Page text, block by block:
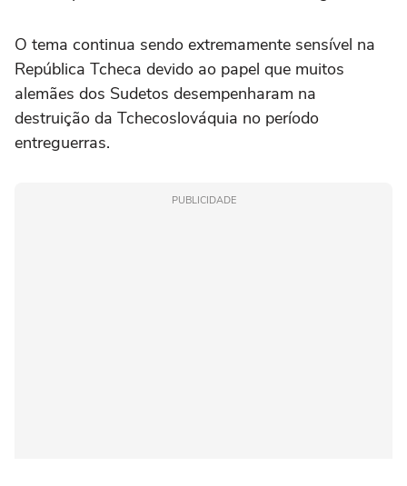
O tema continua sendo extremamente sensível na
República Tcheca devido ao papel que muitos
alemães dos Sudetos desempenharam na
destruição da Tchecoslováquia no período
entreguerras.
PUBLICIDADE